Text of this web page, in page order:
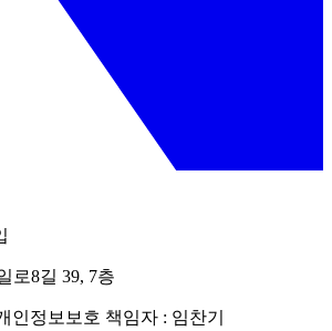
로8길 39, 7층
인정보보호 책임자 : 임찬기